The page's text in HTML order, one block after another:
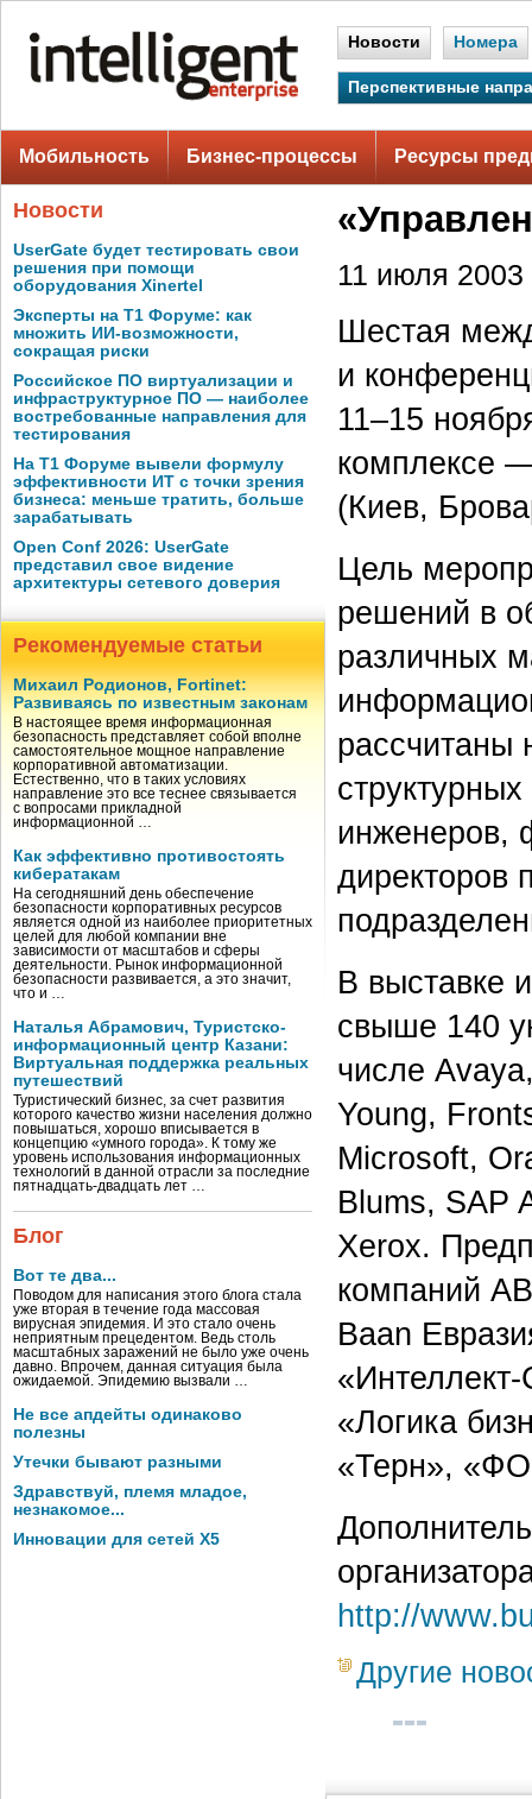
Новости Номера
Перспективные
Мобильность Бизнес-процессы Ресурсы
Новости
UserGate будет тестировать свои
решения при помощи
оборудования Xinertel
Эксперты на Т1 Форуме: как
множить ИИ-возможности,
сокращая риски
Российское ПО виртуализации и
инфраструктурное ПО — наиболее
востребованные направления для
тестирования
На Т1 Форуме вывели формулу
эффективности ИТ с точки зрения
бизнеса: меньше тратить, больше
зарабатывать
Open Conf 2026: UserGate
представил свое видение
архитектуры сетевого доверия
Рекомендуемые статьи
Михаил Родионов, Fortinet:
Развиваясь по известным законам
В настоящее время информационная
безопасность представляет собой вполне
самостоятельное мощное направление
корпоративной автоматизации.
Естественно, что в таких условиях
направление это все теснее связывается
с вопросами прикладной
информационной …
Как эффективно противостоять
кибератакам
На сегодняшний день обеспечение
безопасности корпоративных ресурсов
является одной из наиболее приоритетных
целей для любой компании вне
зависимости от масштабов и сферы
деятельности. Рынок информационной
безопасности развивается, а это значит,
что и …
Наталья Абрамович, Туристско-
информационный центр Казани:
Виртуальная поддержка реальных
путешествий
Туристический бизнес, за счет развития
которого качество жизни населения должно
повышаться, хорошо вписывается в
концепцию «умного города». К тому же
уровень использования информационных
технологий в данной отрасли за последние
пятнадцать-двадцать лет …
Блог
Вот те два...
Поводом для написания этого блога стала
уже вторая в течение года массовая
вирусная эпидемия. И это стало очень
неприятным прецедентом. Ведь столь
масштабных заражений не было уже очень
давно. Впрочем, данная ситуация была
ожидаемой. Эпидемию вызвали …
Не все апдейты одинаково
полезны
Утечки бывают разными
Здравствуй, племя младое,
незнакомое...
Инновации для сетей X5
11 июля 2003
Шестая
и
11–15
комплексе
(Киев,
Цель
решений в
различных
рассчитаны
инженеров,
директоров
В выставке
свыше 140
числе
Young,
Microsoft,
Blums, SAP
Xerox.
компаний
Вaan
«Логика
«Терн»,
http://
Другие